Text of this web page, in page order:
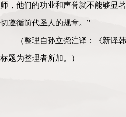
师，他们的功业和声誉就不能够显
切遵循前代圣人的规章。”
（整理自孙立尧注译：《新译
标题为整理者所加。）